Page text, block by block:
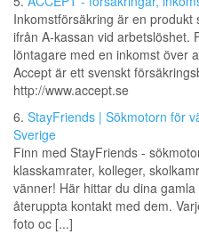
Inkomstförsäkring är en
ifrån A-kassan vid arbetslöshet.
löntagare med en inkomst över
Accept är ett svenskt
http://www.accept.se
6. StayFriends | Sökmotorn för
Sverige
Finn med StayFriends -
klasskamrater, kolleger,
vänner! Här hittar du dina
återuppta kontakt med dem.
foto oc [...]